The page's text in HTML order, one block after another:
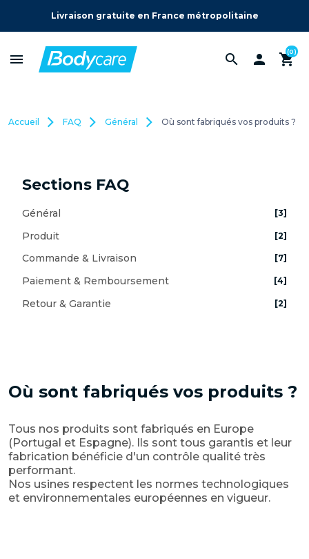
Livraison gratuite en France métropolitaine
search
menu  shopping_cart
(0)
Accueil FAQ Général Où sont fabriqués vos produits ?
Sections FAQ
Général [3]
Produit [2]
Commande & Livraison [7]
Paiement & Remboursement [4]
Retour & Garantie [2]
Où sont fabriqués vos produits ?
Tous nos produits sont fabriqués en Europe
(Portugal et Espagne). Ils sont tous garantis et leur
fabrication bénéficie d'un contrôle qualité très
performant.
Nos usines respectent les normes technologiques
et environnementales européennes en vigueur.